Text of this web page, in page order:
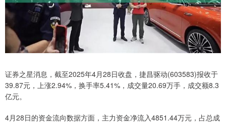
证券之星消息，截至2025年4月28日收盘，捷昌驱动(603583)报收于
39.87元，上涨2.94%，换手率5.41%，成交量20.69万手，成交额8.3
亿元。
4月28日的资金流向数据方面，主力资金净流入4851.44万元，占总成